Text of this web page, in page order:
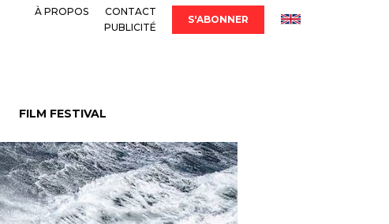
À PROPOS
CONTACT
PUBLICITÉ
S'ABONNER
FILM FESTIVAL